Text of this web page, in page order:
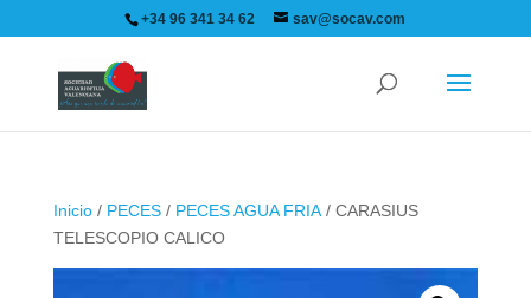
+34 96 341 34 62 sav@socav.com
Inicio/ PECES/ PECES AGUA FRIA/ CARASIUS
TELESCOPIO CALICO